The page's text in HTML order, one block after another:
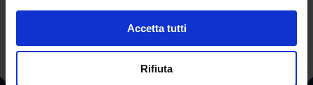
Accetta tutti
Rifiuta